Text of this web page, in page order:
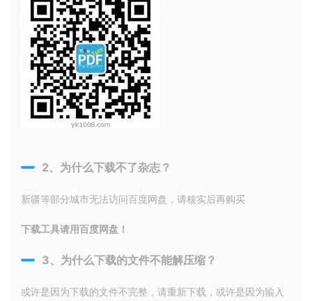
2、为什么下载不了杂志？
新疆等部分城市无法访问百度网盘，请核实后再购买
下载工具请用百度网盘！
3、为什么下载的文件不能解压缩？
或许是因为下载的文件不完整，请重新下载，或许是因为输入